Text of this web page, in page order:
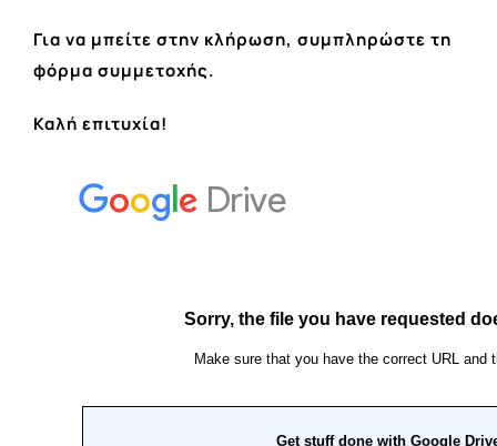
Για να μπείτε στην κλήρωση, συμπληρώστε τη
φόρμα συμμετοχής.
Καλή επιτυχία!